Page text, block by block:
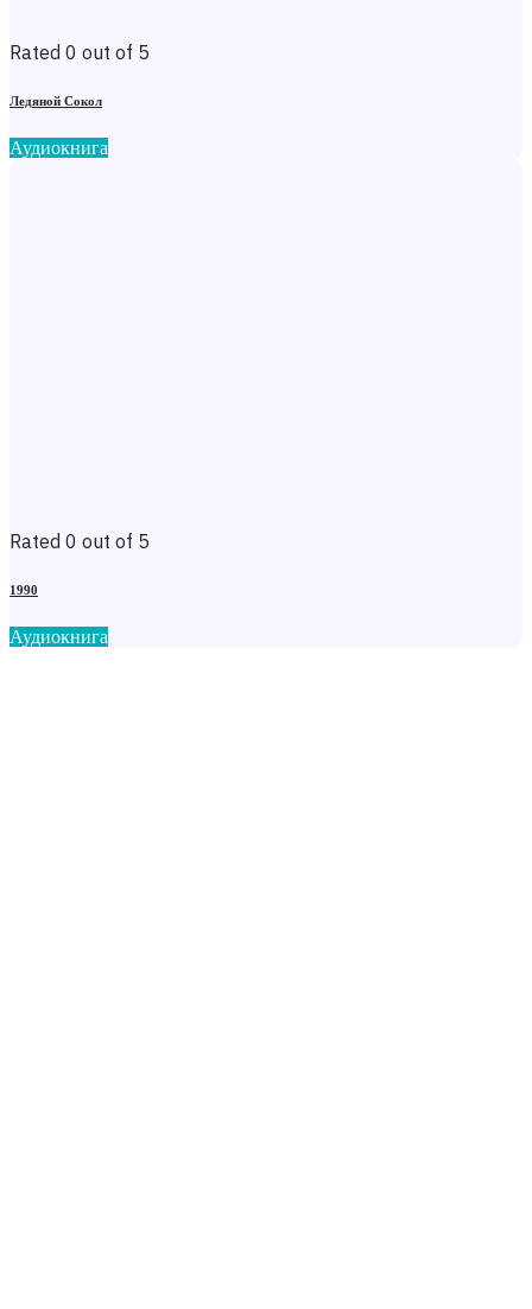
Rated 0 out of 5
Ледяной Сокол
Аудиокнига
Rated 0 out of 5
1990
Аудиокнига